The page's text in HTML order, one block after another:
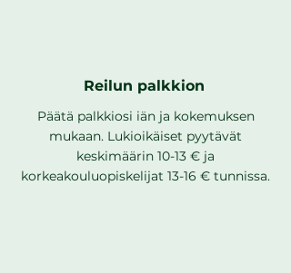
Reilun palkkion
Päätä palkkiosi iän ja kokemuksen
mukaan. Lukioikäiset pyytävät
keskimäärin 10-13 € ja
korkeakouluopiskelijat 13-16 € tunnissa.